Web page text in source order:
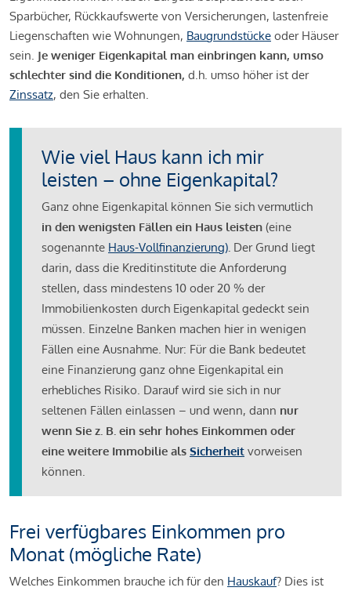
Sparbücher, Rückkaufswerte von Versicherungen, lastenfreie
Liegenschaften wie Wohnungen, Baugrundstücke oder Häuser
sein. Je weniger Eigenkapital man einbringen kann, umso
schlechter sind die Konditionen, d.h. umso höher ist der
Zinssatz, den Sie erhalten.
Wie viel Haus kann ich mir
leisten – ohne Eigenkapital?
Ganz ohne Eigenkapital können Sie sich vermutlich
in den wenigsten Fällen ein Haus leisten (eine
sogenannte Haus-Vollfinanzierung). Der Grund liegt
darin, dass die Kreditinstitute die Anforderung
stellen, dass mindestens 10 oder 20 % der
Immobilienkosten durch Eigenkapital gedeckt sein
müssen. Einzelne Banken machen hier in wenigen
Fällen eine Ausnahme. Nur: Für die Bank bedeutet
eine Finanzierung ganz ohne Eigenkapital ein
erhebliches Risiko. Darauf wird sie sich in nur
seltenen Fällen einlassen – und wenn, dann nur
wenn Sie z. B. ein sehr hohes Einkommen oder
eine weitere Immobilie als Sicherheit vorweisen
können.
Frei verfügbares Einkommen pro
Monat (mögliche Rate)
Welches Einkommen brauche ich für den Hauskauf? Dies ist